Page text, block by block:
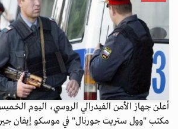
أعلن جهاز الأمن الفيدرالي الروسي، اليوم
مكتب "وول ستريت جورنال" في موسكو إيفان